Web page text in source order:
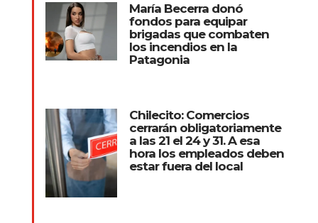
María Becerra donó
fondos para equipar
brigadas que combaten
los incendios en la
Patagonia
Chilecito: Comercios
cerrarán obligatoriamente
a las 21 el 24 y 31. A esa
hora los empleados deben
estar fuera del local